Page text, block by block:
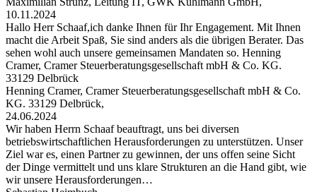
10.11.2024
Hallo Herr Schaaf,ich danke Ihnen für Ihr Engagement. Mit Ihnen
macht die Arbeit Spaß, Sie sind anders als die übrigen Berater. Das
sehen wohl auch unsere gemeinsamen Mandaten so. Henning
Cramer, Cramer Steuerberatungsgesellschaft mbH & Co. KG.
33129 Delbrück
Henning Cramer, Cramer Steuerberatungsgesellschaft mbH & Co.
KG. 33129 Delbrück,
24.06.2024
Wir haben Herrn Schaaf beauftragt, uns bei diversen
betriebswirtschaftlichen Herausforderungen zu unterstützen. Unser
Ziel war es, einen Partner zu gewinnen, der uns offen seine Sicht
der Dinge vermittelt und uns klare Strukturen an die Hand gibt, wie
wir unsere Herausforderungen…